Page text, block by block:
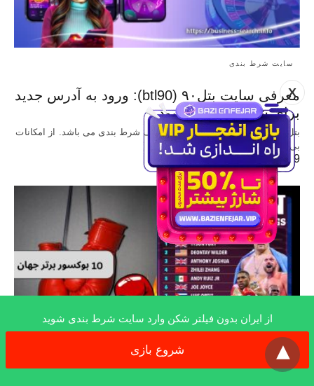
X
سایت شرط بندی
معرفی سایت بتل۹۰ (btl90): ورود به آدرس جدید
برای شرط بندی پر سود
بتل 90 (btl90) یکی از سایت های معروف شرط بندی می باشد. از امکانات
بی…
9 ماه ago
بیوگرافی
از ایران بدون فیلتر شکن وارد سایت شرط بندی شوید
شروع بازی